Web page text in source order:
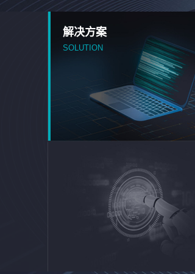
解决方案
SOLUTION